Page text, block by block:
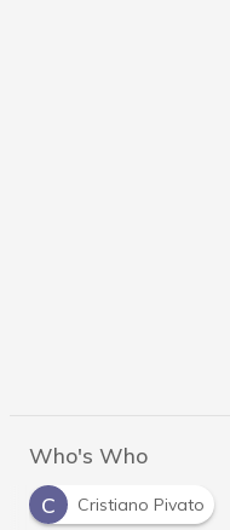
Who's Who
C
Cristiano Pivato